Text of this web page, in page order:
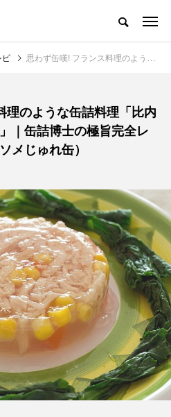
ピ 思わず缶嘆! フランス料理のような缶詰料理「比内地鶏のコンソメじゅれ」｜缶詰博士の極旨完全レシピ（比内地鶏のコンソメじゅれ缶）
理のような缶詰料理「比内
｜缶詰博士の極旨完全レ
メじゅれ缶）